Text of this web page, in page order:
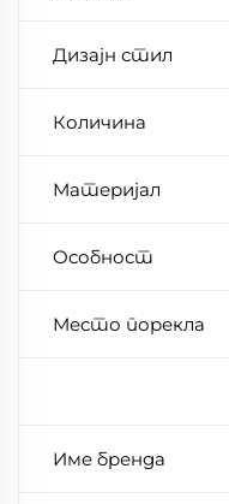
Дизајн стил
Количина
Материјал
Особност
Место порекла
Име бренда